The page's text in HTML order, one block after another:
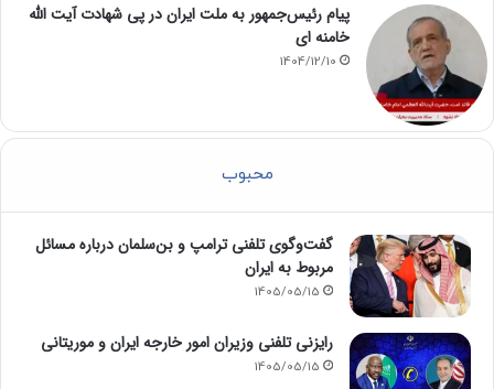
پیام رئیس‌جمهور به ملت ایران در پی شهادت آیت الله
خامنه ای
1404/12/10
محبوب
گفت‌وگوی تلفنی ترامپ و بن‌سلمان درباره مسائل
مربوط به ایران
1405/05/15
رایزنی تلفنی وزیران امور خارجه ایران و موریتانی
1405/05/15